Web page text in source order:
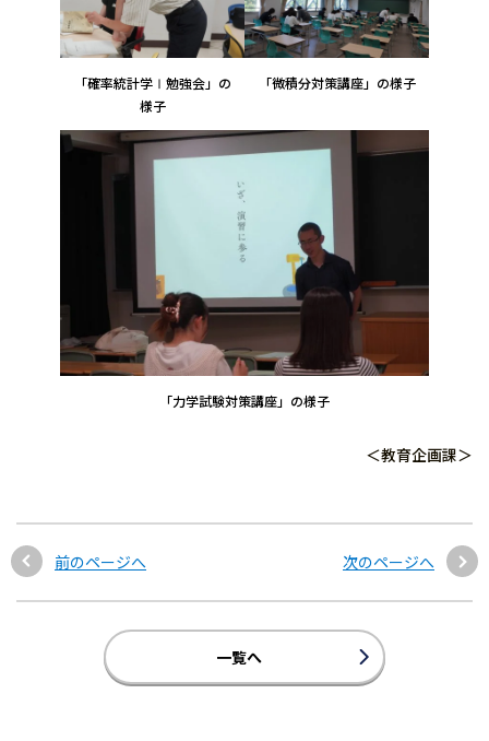
「確率統計学Ⅰ勉強会」の
様子
「微積分対策講座」の様子
「力学試験対策講座」の様子
＜教育企画課＞
前のページへ 次のページへ
一覧へ